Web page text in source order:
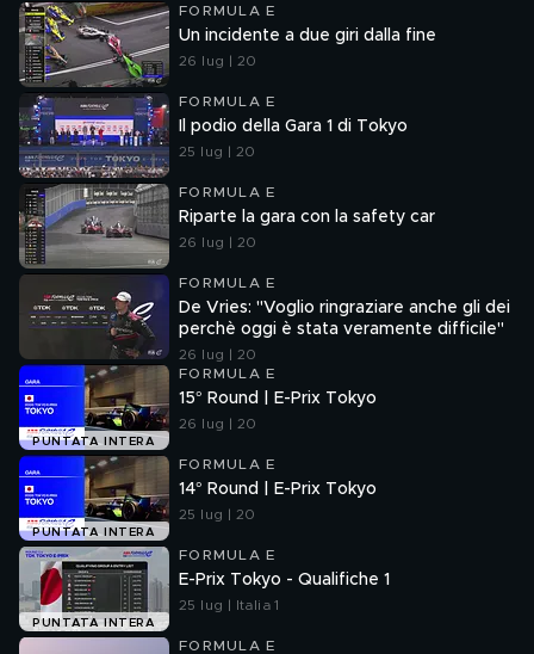
FORMULA E
Un incidente a due giri dalla fine
26 lug | 20
FORMULA E
Il podio della Gara 1 di Tokyo
25 lug | 20
FORMULA E
Riparte la gara con la safety car
26 lug | 20
FORMULA E
De Vries: "Voglio ringraziare anche gli dei
perchè oggi è stata veramente difficile"
26 lug | 20
PUNTATA INTERA
FORMULA E
15° Round | E-Prix Tokyo
26 lug | 20
PUNTATA INTERA
FORMULA E
14° Round | E-Prix Tokyo
25 lug | 20
PUNTATA INTERA
FORMULA E
E-Prix Tokyo - Qualifiche 1
25 lug | Italia 1
FORMULA E